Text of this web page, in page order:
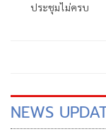
ประชุมไม่ครบ
NEWS